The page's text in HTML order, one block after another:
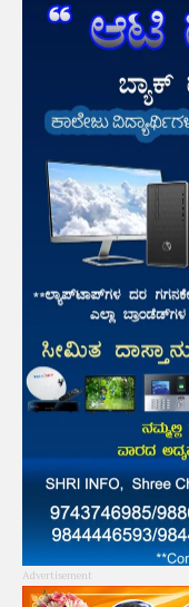
Advertisement